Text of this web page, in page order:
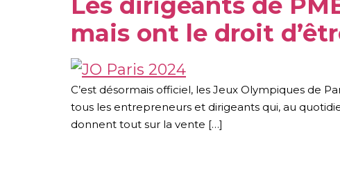
mais ont le droit
C’est désormais officiel, les Jeux Olympiques de
tous les entrepreneurs et dirigeants qui, au
donnent tout sur la vente […]